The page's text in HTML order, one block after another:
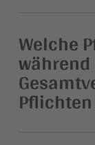
Welche